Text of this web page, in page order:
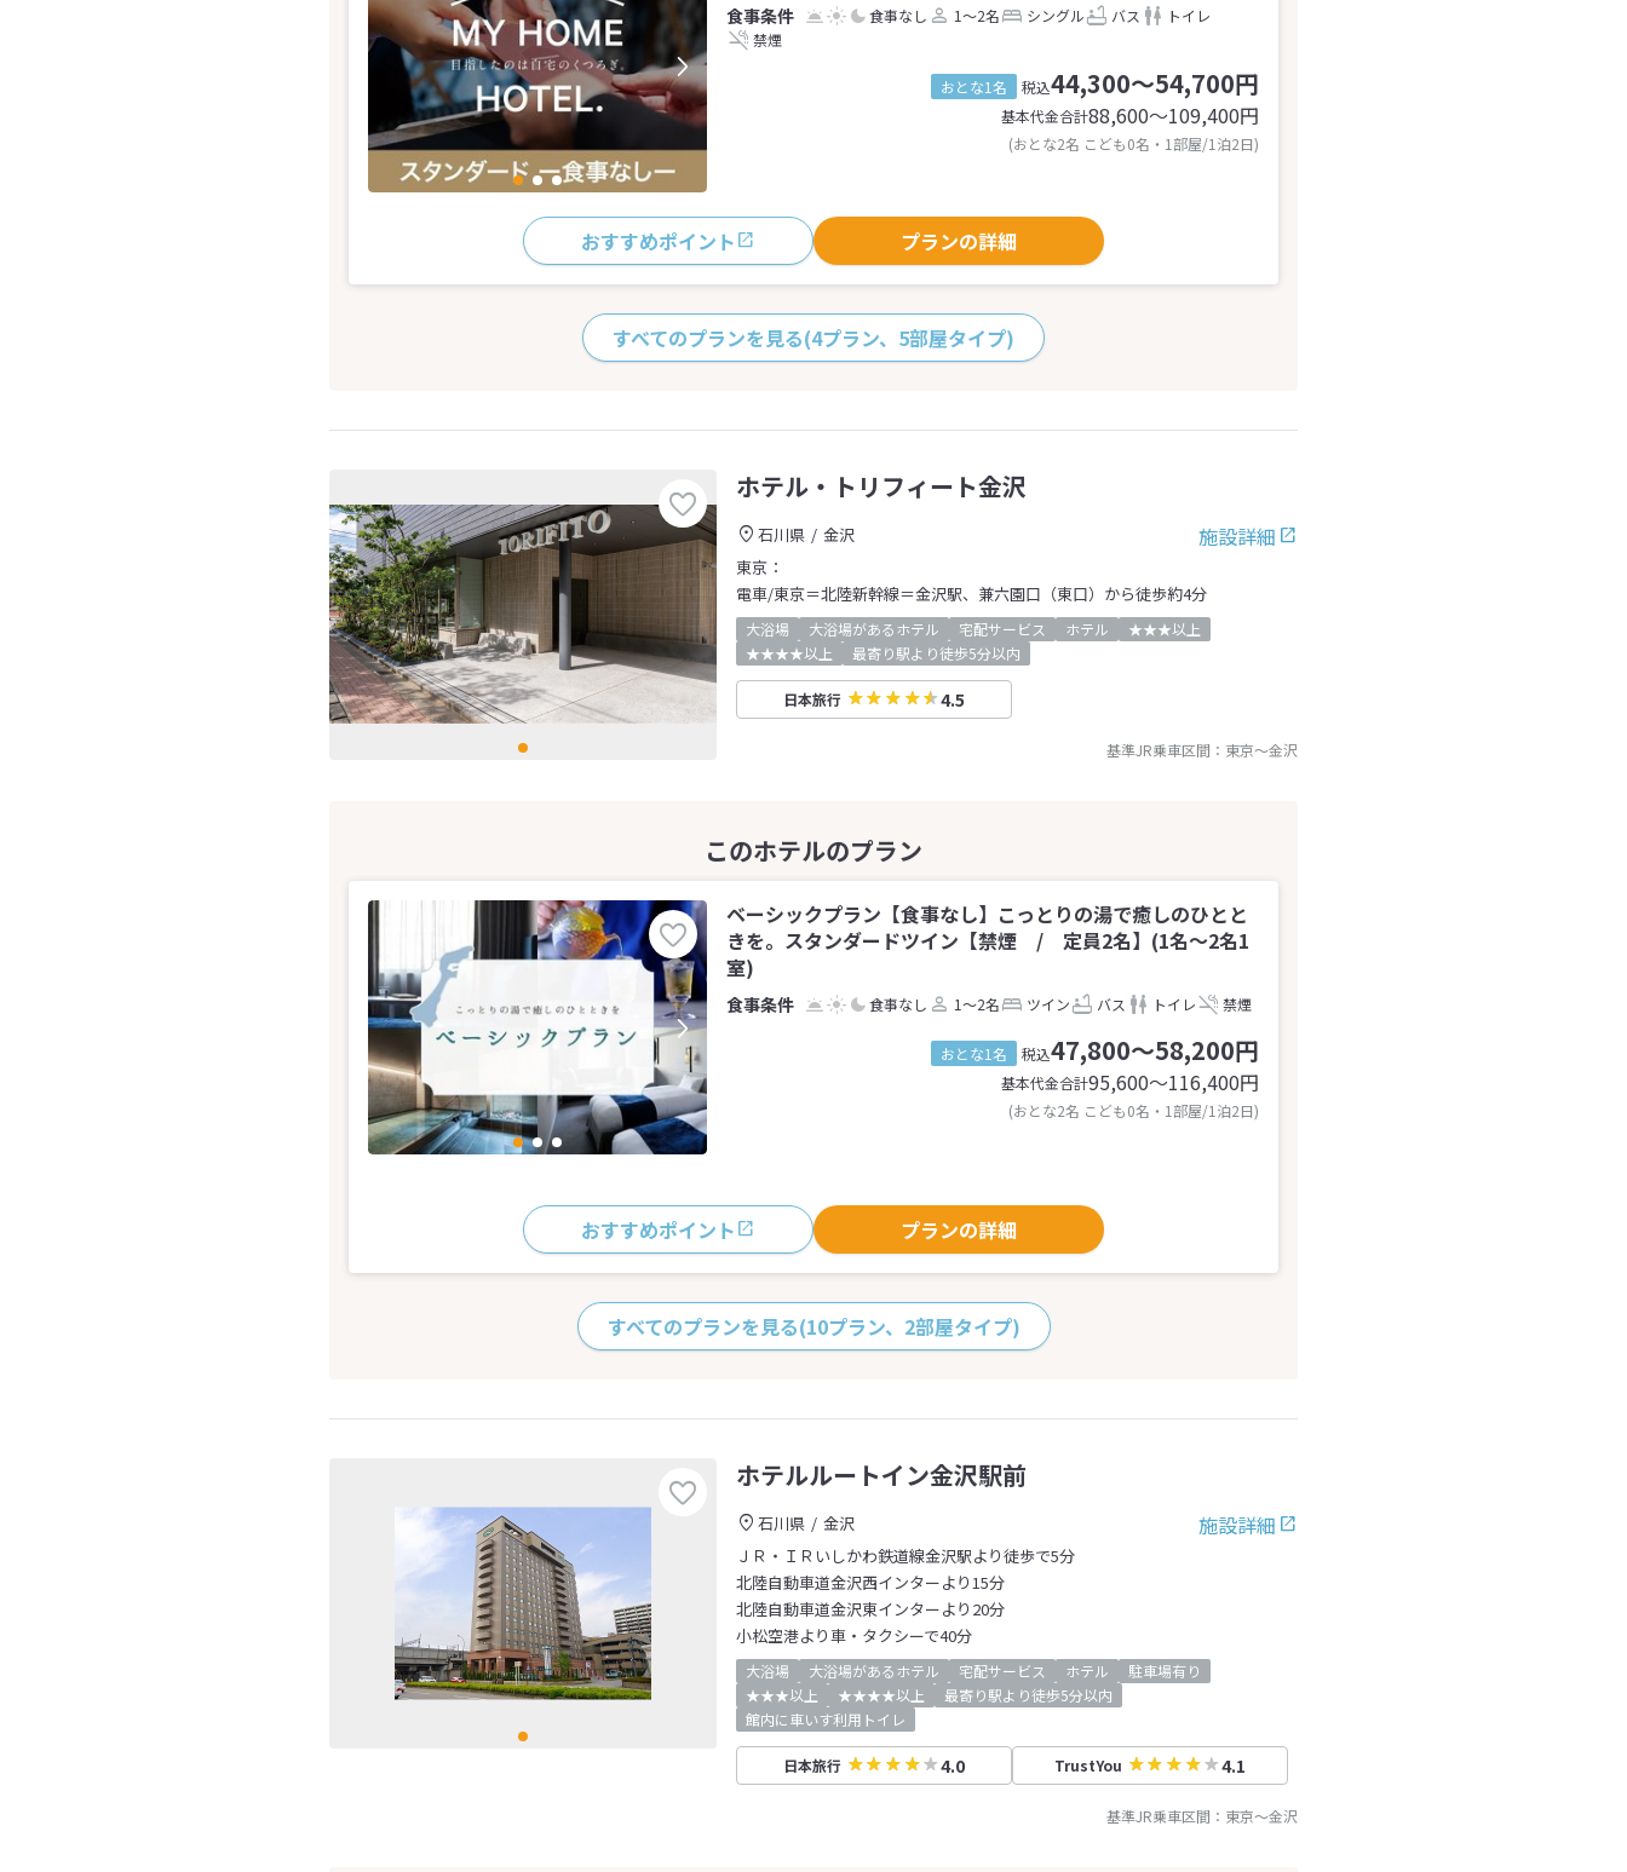
食事なし 1～2名 シングル バス
トイレ
禁煙
おとな1名 税込44,300～54,700円
基本代金合計88,600〜109,400円
(おとな2名 こども0名・1部屋/1泊2日)
おすすめポイント プランの詳細
すべてのプランを見る(4プラン、5部屋タイプ)
ホテル・トリフィート金沢
施設詳細
石川県
金沢
東京：
電車/東京＝北陸新幹線＝金沢駅、兼六園口（東口）から徒歩約4分
大浴場 大浴場があるホテル 宅配サービス ホテル
★★★以上
★★★★以上
最寄り駅より徒歩5分以内
日本旅行 4.5
基準JR乗車区間： 東京～金沢
ベーシックプラン【食事なし】こっとりの湯で癒しのひとと
きを。スタンダードツイン【禁煙 / 定員2名】(1名～2名1
室)
食事なし 1～2名 ツイン バス トイレ 禁煙
おとな1名 税込47,800～58,200円
基本代金合計95,600〜116,400円
(おとな2名 こども0名・1部屋/1泊2日)
おすすめポイント プランの詳細
すべてのプランを見る(10プラン、2部屋タイプ)
ホテルルートイン金沢駅前
施設詳細
石川県
金沢
ＪＲ・ＩＲいしかわ鉄道線金沢駅より徒歩で5分
北陸自動車道金沢西インターより15分
北陸自動車道金沢東インターより20分
小松空港より車・タクシーで40分
大浴場 大浴場があるホテル 宅配サービス ホテル
駐車場有り
★★★以上
★★★★以上
最寄り駅より徒歩5分以内
館内に車いす利用トイレ
日本旅行 4.0 TrustYou 4.1
基準JR乗車区間： 東京～金沢